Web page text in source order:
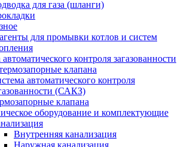
для газа (шланги)
для промывки котлов и систем
контроля загазованности
клапана
автоматического контроля
(САКЗ)
клапана
оборудование и комплектующие
Внутренняя канализация
Наружная канализация